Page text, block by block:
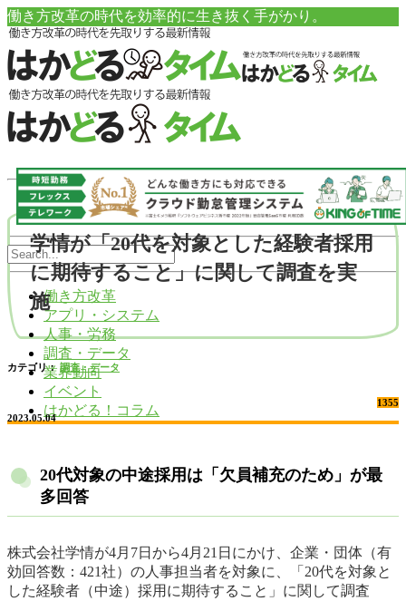
働き方改革の時代を効率的に生き抜く手がかり。
働き方改革
アプリ・システム
人事・労務
調査・データ
業界動向
イベント
はかどる！コラム
学情が「20代を対象とした経験者採用
に期待すること」に関して調査を実
施
カテゴリ： 調査・データ
1355
2023.05.04
20代対象の中途採用は「欠員補充のため」が最
多回答
株式会社学情が4月7日から4月21日にかけ、企業・団体（有
効回答数：421社）の人事担当者を対象に、「20代を対象と
した経験者（中途）採用に期待すること」に関して調査